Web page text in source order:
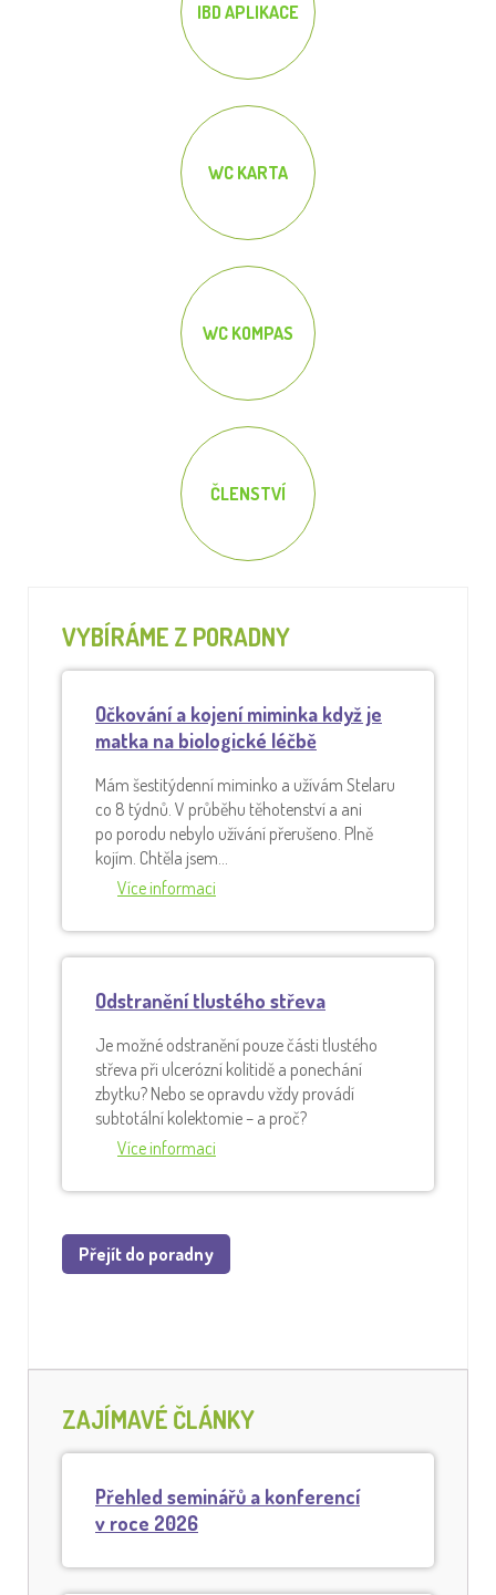
IBD APLIKACE
WC KARTA
WC KOMPAS
ČLENSTVÍ
VYBÍRÁME Z PORADNY
Očkování a kojení miminka když je
matka na biologické léčbě
Mám šestitýdenní miminko a užívám Stelaru
co 8 týdnů. V průběhu těhotenství a ani
po porodu nebylo užívání přerušeno. Plně
kojím. Chtěla jsem…
Více informaci
Odstranění tlustého střeva
Je možné odstranění pouze části tlustého
střeva při ulcerózní kolitidě a ponechání
zbytku? Nebo se opravdu vždy provádí
subtotální kolektomie – a proč?
Více informaci
Přejít do poradny
ZAJÍMAVÉ ČLÁNKY
Přehled seminářů a konferencí
v roce 2026